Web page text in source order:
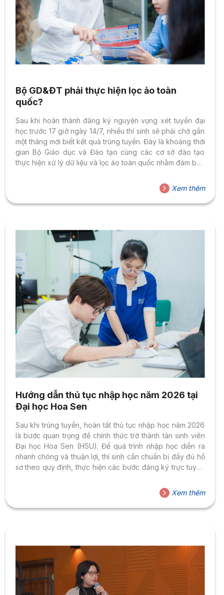
Bộ GD&ĐT phải thực hiện lọc ảo toàn
quốc?
Sau khi hoàn thành đăng ký nguyện vọng xét tuyển đại
học trước 17 giờ ngày 14/7, nhiều thí sinh sẽ phải chờ gần
một tháng mới biết kết quả trúng tuyển. Đây là khoảng thời
gian Bộ Giáo dục và Đào tạo cùng các cơ sở đào tạo
thực hiện xử lý dữ liệu và lọc ảo toàn quốc nhằm đảm bảo
trúng tuyển một nguyện vọng phù hợp nhất. Vậy lọc ảo là
gì, vì sao phải thực hiện và thí sinh cần lưu ý...
Xem thêm
Hướng dẫn thủ tục nhập học năm 2026 tại
Đại học Hoa Sen
Sau khi trúng tuyển, hoàn tất thủ tục nhập học năm 2026
là bước quan trọng để chính thức trở thành tân sinh viên
Đại học Hoa Sen (HSU). Để quá trình nhập học diễn ra
nhanh chóng và thuận lợi, thí sinh cần chuẩn bị đầy đủ hồ
sơ theo quy định, thực hiện các bước đăng ký trực tuyến
học năm 2026 cần chuẩn bị Thí sinh vui lòng chuẩn bị
đầy đủ các giấy tờ sau: 1. Phiếu đăng ký nhập học; 2.
Bản...
Xem thêm